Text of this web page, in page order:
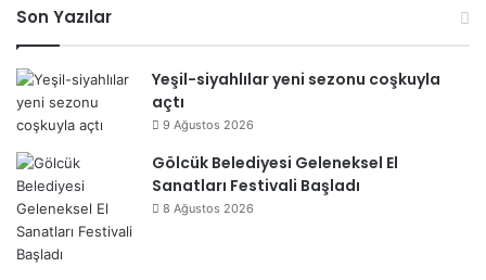
Son Yazılar
Yeşil-siyahlılar yeni sezonu coşkuyla
açtı
9 Ağustos 2026
Gölcük Belediyesi Geleneksel El
Sanatları Festivali Başladı
8 Ağustos 2026